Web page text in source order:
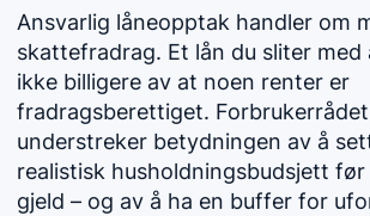
Ansvarlig låneopptak handler om
skattefradrag. Et lån du sliter med
ikke billigere av at noen renter er
fradragsberettiget. Forbrukerrådet
understreker betydningen av å
realistisk husholdningsbudsjett
gjeld – og av å ha en buffer for